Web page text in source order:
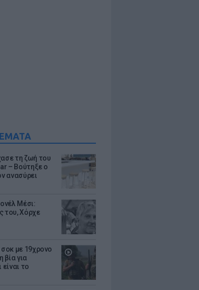
τη ζωή του
– Βούτηξε ο
ανασύρει
Μέσι:
του, Χόρχε
με 19χρονο
βία για
το